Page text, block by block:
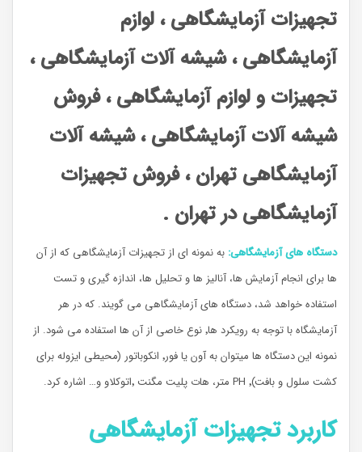
تجهیزات آزمایشگاهی ، لوازم
آزمایشگاهی ، شیشه آلات آزمایشگاهی ،
تجهیزات و لوازم آزمایشگاهی ، فروش
شیشه آلات آزمایشگاهی ، شیشه آلات
آزمایشگاهی تهران ، فروش تجهیزات
آزمایشگاهی در تهران .
دستگاه های آزمایشگاهی: به نمونه ای از تجهیزات آزمایشگاهی که از آن
ها برای انجام آزمایش ها، آنالیز ها و تحلیل ها، اندازه گیری و تست
استفاده خواهد شد، دستگاه های آزمایشگاهی می گویند. که در هر
آزمایشگاه با توجه به رویکرد ها٬ نوع خاصی از آن ها استفاده می شود. از
نمونه این دستگاه ها میتوان به آون یا فور٬ انکوباتور (محیطی ایزوله برای
کشت سلول و بافت)‌٬ PH متر، هات پلیت مگنت ٬اتوکلاو و… اشاره کرد.
کاربرد تجهیزات آزمایشگاهی